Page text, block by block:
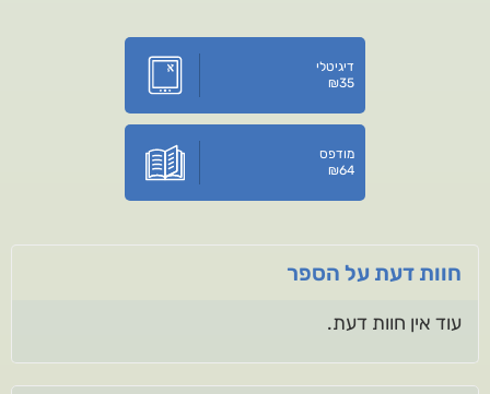
דיגיטלי
₪35
מודפס
₪64
חוות דעת על הספר
עוד אין חוות דעת.